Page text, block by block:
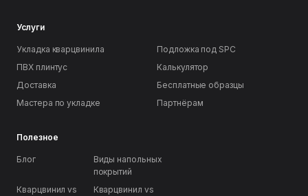
Услуги
Укладка кварцвинила
Подложка под SPC
ПВХ плинтус
Калькулятор
Доставка
Бесплатные образцы
Мастера по укладке
Партнёрам
Полезное
Блог
Виды напольных
покрытий
Кварцвинил vs
Кварцвинил vs